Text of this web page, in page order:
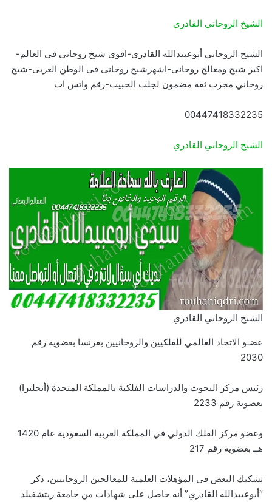
الشيخ الروحاني القادري
الشيخ الروحاني أبوعبيدالله القادري-اقوى شيخ روحانى فى العالم-
اكبر شيخ ومعالج روحانى-اشهرشيخ روحانى فى الوطن العربى-شيخ
روحاني مجرب ثقة مضمون لجلب الحبيب-رقم واتس اب
00447418332235
الشيخ الروحاني القادري
الشيخ الروحاني القادري
عضـو الاتحاد العالمي للفلكيين والروحانيين بفرنسا بعضويه رقم
2030
رئيس مركز البحوث والدراسات الفلكية بالمملكة المتحدة (أنجلترا)
بعضوية رقم 2233
وعضو مركز الفلك الدولي في المملكة العربية السعودية عام 1420
هــ بعضوية رقم 217
تشكيك البعض فى المؤهلات العلمية للمعالجين الروحانيين، ذكر
“أبوعبيدالله القادري” أنه حاصل على شهادات من جامعة ريتشفيلد